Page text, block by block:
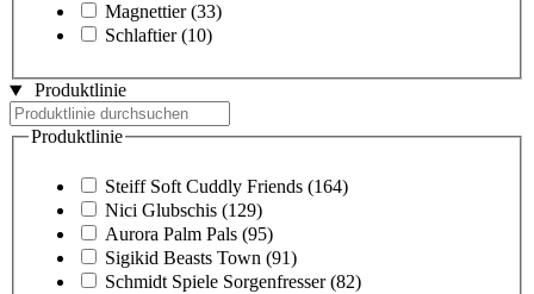
Magnettier (33)
Schlaftier (10)
Produktlinie
Produktlinie
Steiff Soft Cuddly Friends (164)
Nici Glubschis (129)
Aurora Palm Pals (95)
Sigikid Beasts Town (91)
Schmidt Spiele Sorgenfresser (82)